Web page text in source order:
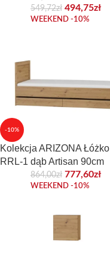
549,72zł 494,75zł
WEEKEND -10%
-10%
Kolekcja ARIZONA Łóżko
RRL-1 dąb Artisan 90cm
864,00zł 777,60zł
WEEKEND -10%